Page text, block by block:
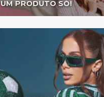
UM PRODUTO SÓ!